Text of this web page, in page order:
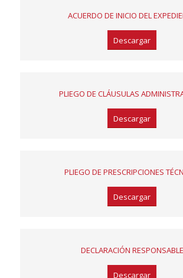
ACUERDO DE INICIODEL
Descargar
PLIEGO DE CLÁUSULAS
Descargar
PLIEGO DE PRESCRIPCIONES
Descargar
DECLARACIÓN RESPONSABLE
Descargar